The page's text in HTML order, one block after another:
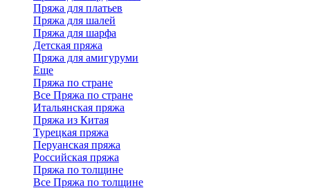
Пряжа для платьев
Пряжа для шалей
Пряжа для шарфа
Детская пряжа
Пряжа для амигуруми
Еще
Пряжа по стране
Все Пряжа по стране
Итальянская пряжа
Пряжа из Китая
Турецкая пряжа
Перуанская пряжа
Российская пряжа
Пряжа по толщине
Все Пряжа по толщине